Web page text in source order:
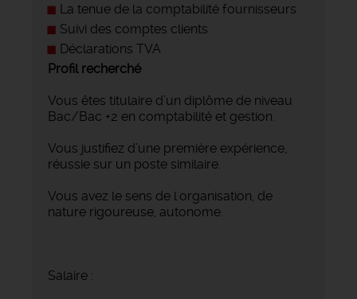
La tenue de la comptabilité fournisseurs
Suivi des comptes clients
Déclarations TVA
Profil recherché
Vous êtes titulaire d’un diplôme de niveau
Bac/Bac +2 en comptabilité et gestion.
Vous justifiez d’une première expérience,
réussie sur un poste similaire.
Vous avez le sens de l'organisation, de
nature rigoureuse, autonome.
Salaire :